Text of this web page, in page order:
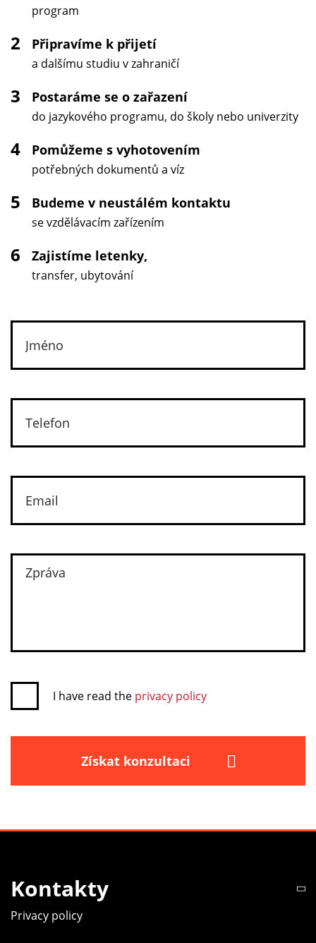
program
2 Připravíme k přijetí
a dalšímu studiu v zahraničí
3 Postaráme se o zařazení
do jazykového programu, do školy nebo univerzity
4 Pomůžeme s vyhotovením
potřebných dokumentů a víz
5 Budeme v neustálém kontaktu
se vzdělávacím zařízením
6 Zajistíme letenky,
transfer, ubytování
I have read the privacy policy
Získat konzultaci
Kontakty
Privacy policy